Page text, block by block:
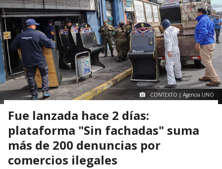
CONTEXTO | Agencia UNO
Fue lanzada hace 2 días:
plataforma "Sin fachadas" suma
más de 200 denuncias por
comercios ilegales